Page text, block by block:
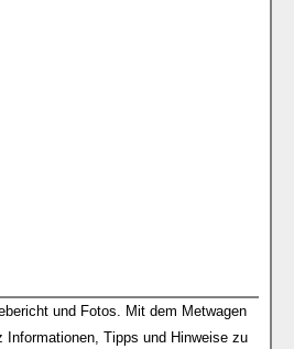
und Fotos. Mit dem Metwagen
Informationen, Tipps und Hinweise zu